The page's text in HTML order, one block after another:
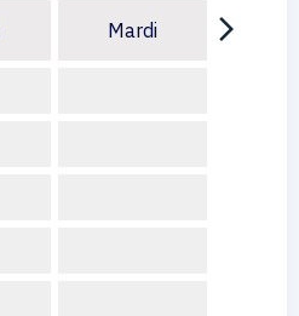
Mardi arrow_forward_ios